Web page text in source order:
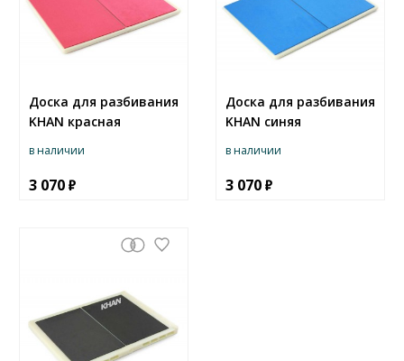
Доска для разбивания
KHAN красная
в наличии
3 070
Доска для разбивания
KHAN синяя
в наличии
3 070